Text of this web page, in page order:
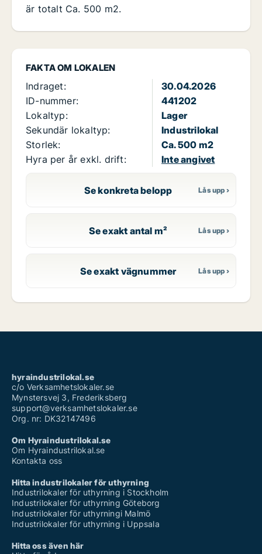
FAKTA OM LOKALEN
Indraget:
30.04.2026
ID-nummer:
441202
Lokaltyp:
Lager
Sekundär lokaltyp:
Industrilokal
Storlek:
Ca. 500 m2
Hyra per år exkl. drift:
Inte angivet
Se konkreta belopp
Se exakt antal m²
Se exakt vägnummer
är totalt Ca. 500 m2.
hyraindustrilokal.se
c/o Verksamhetslokaler.se
Mynstersvej 3, Frederiksberg
support@verksamhetslokaler.se
Org. nr: DK32147496
Om Hyraindustrilokal.se
Om Hyraindustrilokal.se
Kontakta oss
Hitta industrilokaler för uthyrning
Industrilokaler för uthyrning i Stockholm
Industrilokaler för uthyrning Göteborg
Industrilokaler för uthyrningi Malmö
Industrilokaler för uthyrning i Uppsala
Hitta oss även här